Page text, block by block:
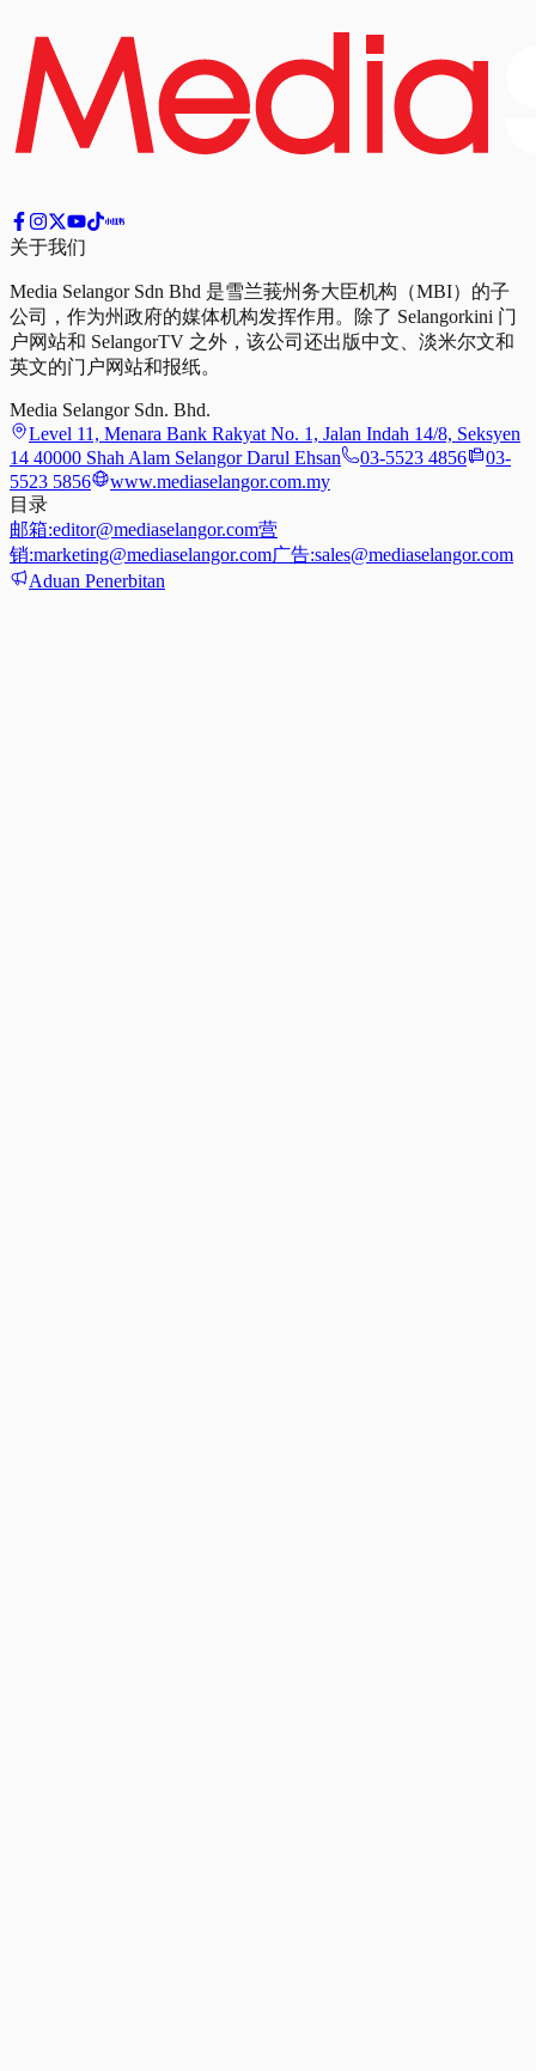
关于我们
Media Selangor Sdn Bhd 是雪兰莪州务大臣机构（MBI）的子
公司，作为州政府的媒体机构发挥作用。除了 Selangorkini 门
户网站和 SelangorTV 之外，该公司还出版中文、淡米尔文和
英文的门户网站和报纸。
Media Selangor Sdn. Bhd.
Level 11, Menara Bank Rakyat No. 1, Jalan Indah 14/8, Seksyen
14 40000 Shah Alam Selangor Darul Ehsan
03-5523 4856
03-
5523 5856
www.mediaselangor.com.my
目录
邮箱:editor@mediaselangor.com营
销:marketing@mediaselangor.com广告:sales@mediaselangor.com
Aduan Penerbitan